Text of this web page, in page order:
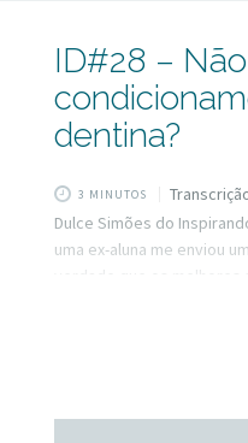
ID#28 –
dentina?
3 MINUTOS
Dulce Simões do
uma ex-aluna me enviou
verdade que os